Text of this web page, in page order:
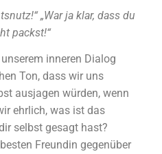
„War ja klar, dass du
packst!“
inneren Dialog
Ton, dass wir uns
ausjagen würden, wenn
ehrlich, was ist das
selbst gesagt hast?
Freundin gegenüber